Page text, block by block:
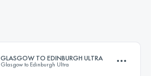
GLASGOW TO EDINBURGH ULTRA
Glasgow to Edinburgh Ultra